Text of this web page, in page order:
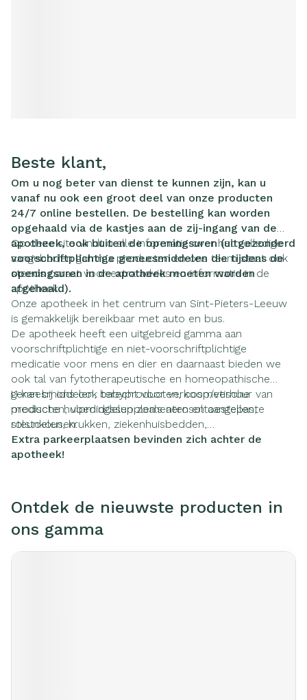
Beste klant,
Om u nog beter van dienst te kunnen zijn, kan u
vanaf nu ook een groot deel van onze producten
24/7 online bestellen. De bestelling kan worden
opgehaald via de kastjes aan de zij-ingang van de
apotheek, ook buiten de openingsuren (uitgezonderd
voorschriftplichtige geneesmiddelen die tijdens de
openingsuren in de apotheek moeten worden
afgehaald).
Op deze site vindt u alle informatie over het volledige
aangeboden gamma producten en ons team staat ook
steeds paraat voor extra advies en informatie in de
apotheek.
Onze apotheek in het centrum van Sint-Pieters-Leeuw
is gemakkelijk bereikbaar met auto en bus.
De apotheek heeft een uitgebreid gamma aan
voorschriftplichtige en niet-voorschriftplichtige
medicatie voor mens en dier en daarnaast bieden we
ook tal van fytotherapeutische en homeopathische
geneesmiddelen, babyproducten, cosmetische
producten, voedingssupplementen en aangepaste
steunkousen.
U kan bij ons ook terecht voor verkoop/verhuur van
medische hulpmiddelen zoals aërosoltoestellen,
rolstoelen, krukken, ziekenhuisbedden,…
Extra parkeerplaatsen bevinden zich achter de
apotheek!
Ontdek de nieuwste producten in
ons gamma